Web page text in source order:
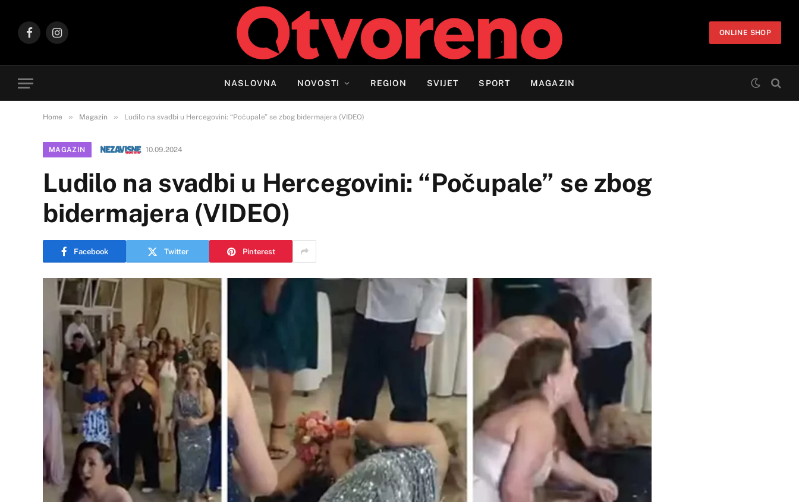
FacebookInstagram
ONLINE SHOP
NASLOVNA NOVOSTI REGION SVIJET SPORT MAGAZIN
Home » Magazin » Ludilo na svadbi u Hercegovini: “Počupale” se zbog bidermajera (VIDEO)
MAGAZIN 10.09.2024
Ludilo na svadbi u Hercegovini: “Počupale” se zbog
bidermajera (VIDEO)
Facebook Twitter Pinterest